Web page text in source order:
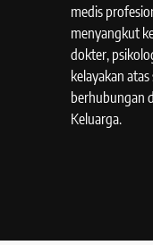
medis
menyangkut
dokter,
kelayakan
berhubungan
Keluarga.